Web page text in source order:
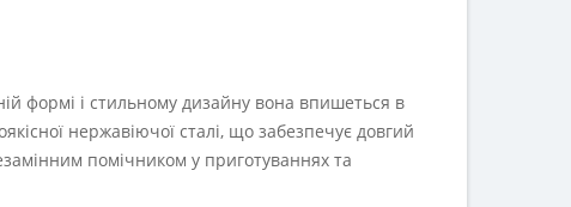
формі і стильному дизайну вона впишеться в
нержавіючої сталі, що забезпечує довгий
помічником у приготуваннях та